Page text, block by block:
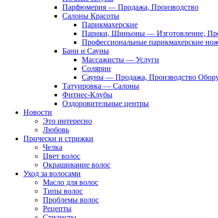
Парфюмерия — Продажа, Производство
Салоны Красоты
Парикмахерские
Парики, Шиньоны — Изготовление,
Профессиональные парикмахерские
Бани и Сауны
Массажисты — Услуги
Солярии
Сауны — Продажа, Производство
Татуировка — Салоны
Фитнес-Клубы
Оздоровительные центры
Новости
Это интересно
Любовь
Прически и стрижки
Челка
Цвет волос
Окрашивание волос
Уход за волосами
Масло для волос
Типы волос
Проблемы волос
Рецепты